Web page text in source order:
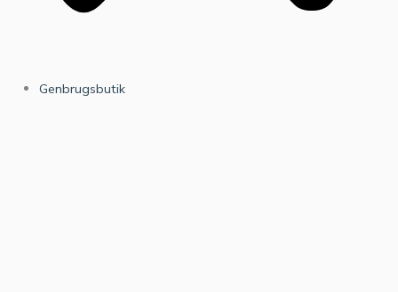
Genbrugsbutik